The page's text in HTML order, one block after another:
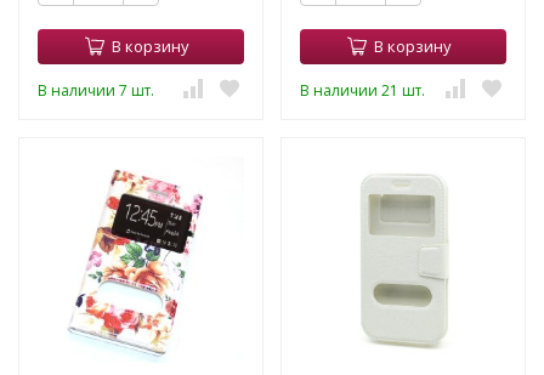
В корзину
В наличии 7 шт.
В корзину
В наличии 21 шт.